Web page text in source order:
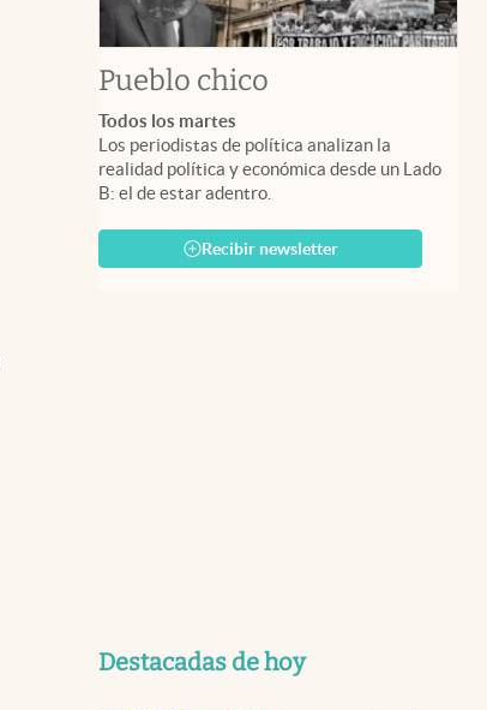
Pueblo chico
Todos los martes
Los periodistas de política analizan la
realidad política y económica desde un Lado
B: el de estar adentro.
Recibir newsletter
Destacadas de hoy